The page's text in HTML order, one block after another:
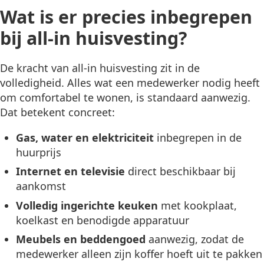
Wat is er precies inbegrepen
bij all-in huisvesting?
De kracht van all-in huisvesting zit in de
volledigheid. Alles wat een medewerker nodig heeft
om comfortabel te wonen, is standaard aanwezig.
Dat betekent concreet:
Gas, water en elektriciteit inbegrepen in de
huurprijs
Internet en televisie direct beschikbaar bij
aankomst
Volledig ingerichte keuken met kookplaat,
koelkast en benodigde apparatuur
Meubels en beddengoed aanwezig, zodat de
medewerker alleen zijn koffer hoeft uit te pakken